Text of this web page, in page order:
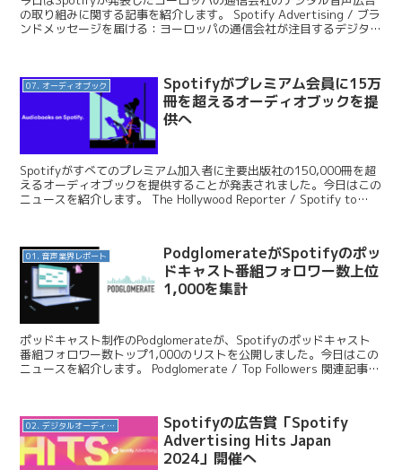
の取り組みに関する記事を紹介します。 Spotify Advertising / ブラ
ンドメッセージを届ける：ヨーロッパの通信会社が注目するデジタル
07. オーディオブック
Spotifyがプレミアム会員に15万
冊を超えるオーディオブックを提
供へ
Spotifyがすべてのプレミアム加入者に主要出版社の150,000冊を超
えるオーディオブックを提供することが発表されました。今日はこの
ニュースを紹介します。 The Hollywood Reporter / Spotify to
01. 音声業界レポート
PodglomerateがSpotifyのポッ
ドキャスト番組フォロワー数上位
1,000を集計
ポッドキャスト制作のPodglomerateが、Spotifyのポッドキャスト
番組フォロワー数トップ1,000のリストを公開しました。今日はこの
ニュースを紹介します。 Podglomerate / Top Followers 関連記事
02. デジタルオーディオ広告（音声広告）
Spotifyの広告賞「Spotify
Advertising Hits Japan
2024」開催へ